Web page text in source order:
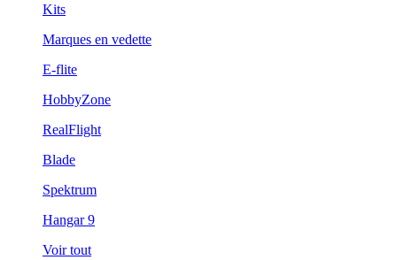
Kits
Marques en vedette
E-flite
HobbyZone
RealFlight
Blade
Spektrum
Hangar 9
Voir tout